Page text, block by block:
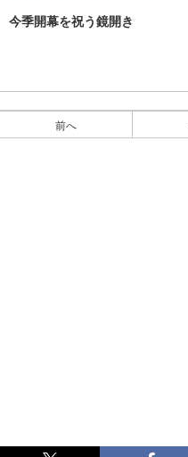
今季開幕を祝う鏡開き
前へ